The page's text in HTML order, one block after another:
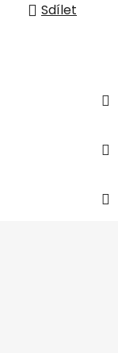
Sdílet